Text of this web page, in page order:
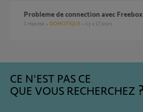
probleme de connection avec Freebox
1 réponse DOMOTIQUE il y a 17 jours
CE N'EST PAS CE
QUE VOUS RECHERCHEZ